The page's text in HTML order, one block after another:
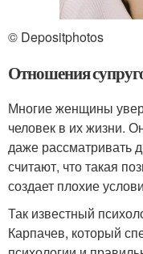
© Depositphotos
Отношения
Многие женщины
человек в их жизни.
даже рассматривать
считают, что такая
создает плохие
Так известный
Карпачев, который